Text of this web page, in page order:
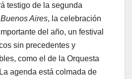
testigo de la segunda
Aires, la celebración
del año, un festival
sin precedentes y
como el de la Orquesta
agenda está colmada de